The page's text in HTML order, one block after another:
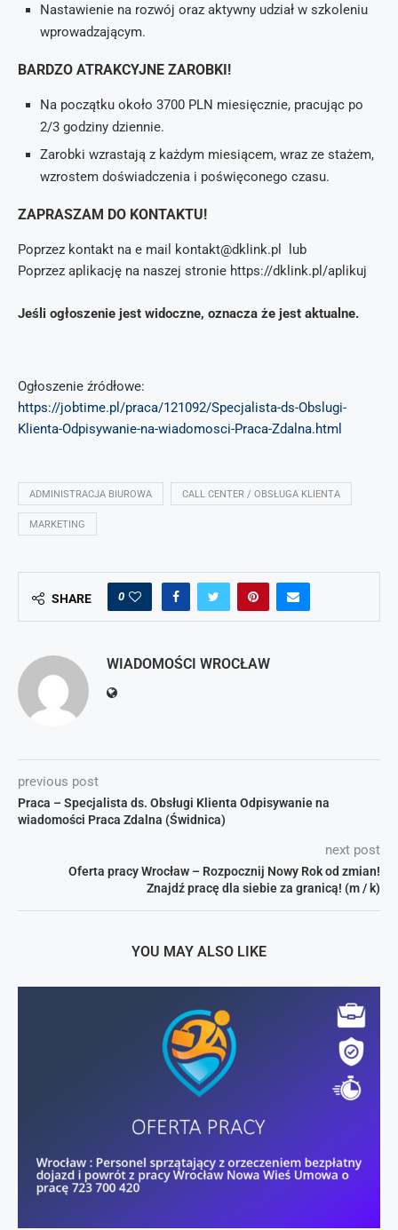
Nastawienie na rozwój oraz aktywny udział w szkoleniu
wprowadzającym.
BARDZO ATRAKCYJNE ZAROBKI!
Na początku około 3700 PLN miesięcznie, pracując po
2/3 godziny dziennie.
Zarobki wzrastają z każdym miesiącem, wraz ze stażem,
wzrostem doświadczenia i poświęconego czasu.
ZAPRASZAM DO KONTAKTU!
Poprzez kontakt na e mail kontakt@dklink.pl lub
Poprzez aplikację na naszej stronie https://dklink.pl/aplikuj
Jeśli ogłoszenie jest widoczne, oznacza że jest aktualne.
Ogłoszenie źródłowe:
https://jobtime.pl/praca/121092/Specjalista-ds-Obslugi-
Klienta-Odpisywanie-na-wiadomosci-Praca-Zdalna.html
ADMINISTRACJA BIUROWA CALL CENTER / OBSŁUGA KLIENTA
MARKETING
SHARE 0
WIADOMOŚCI WROCŁAW
previous post
Praca – Specjalista ds. Obsługi Klienta Odpisywanie na
wiadomości Praca Zdalna (Świdnica)
next post
Oferta pracy Wrocław – Rozpocznij Nowy Rok od zmian!
Znajdź pracę dla siebie za granicą! (m / k)
YOU MAY ALSO LIKE